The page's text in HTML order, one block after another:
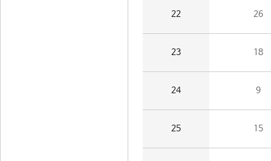
22 26
23 18
24 9
25 15